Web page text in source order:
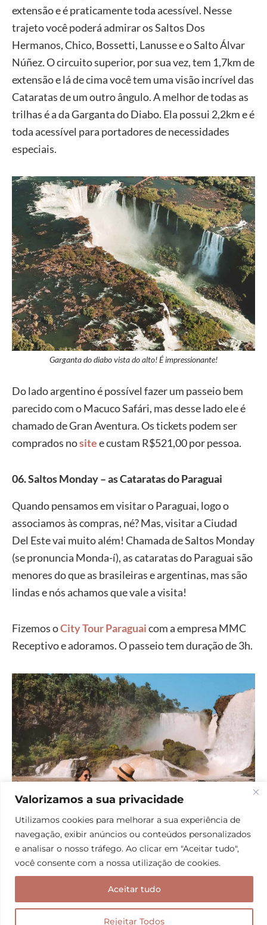
Valorizamos a sua privacidade
Utilizamos cookies para melhorar a sua experiência de
navegação, exibir anúncios ou conteúdos personalizados
e analisar o nosso tráfego. Ao clicar em "Aceitar tudo",
você consente com a nossa utilização de cookies.
Rejeitar Todos
Aceitar tudo
extensão e é praticamente toda acessível. Nesse
trajeto você poderá admirar os Saltos Dos
Hermanos, Chico, Bossetti, Lanusse e o Salto Álvar
Núñez. O circuito superior, por sua vez, tem 1,7km de
extensão e lá de cima você tem uma visão incrível das
Cataratas de um outro ângulo. A melhor de todas as
trilhas é a da Garganta do Diabo. Ela possui 2,2km e é
toda acessível para portadores de necessidades
especiais.
Garganta do diabo vista do alto! É impressionante!
Do lado argentino é possível fazer um passeio bem
parecido com o Macuco Safári, mas desse lado ele é
chamado de Gran Aventura. Os tickets podem ser
comprados nositee custam R$521,00 por pessoa.
06. Saltos Monday – as Cataratas do Paraguai
Quando pensamos em visitar o Paraguai, logo o
associamos às compras, né? Mas, visitar a Ciudad
Del Este vai muito além! Chamada de Saltos Monday
(se pronuncia Monda-í), as cataratas do Paraguai são
menores do que as brasileiras e argentinas, mas são
lindas e nós achamos que vale a visita!
Fizemos oCity Tour Paraguaicom a empresa MMC
Receptivo e adoramos. O passeio tem duração de 3h.
Saltos Monday, as cataratas do lado Paraguaio!
Primeiro, paramos no Parque Aventura, onde vimos
as quedas mais de longe. Depois, fizemos uma
pequena trilha com boa estrutura, para chegar mais